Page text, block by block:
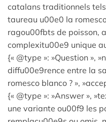
catalans traditionnels
taureau u00e0 la
ragou00fbts de poisson,
complexitu00e9 unique
{« @type »: »Question »,
diffu00e9rence entre la
romesco blanco ? »,
{« @type »: »Answer »,
une variante ou00f9 les